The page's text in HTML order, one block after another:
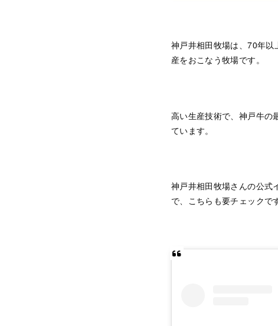
神戸井相田牧場は、70年
産をおこなう牧場です。
高い生産技術で、神戸牛の
ています。
神戸井相田牧場さんの公式
で、こちらも要チェックで